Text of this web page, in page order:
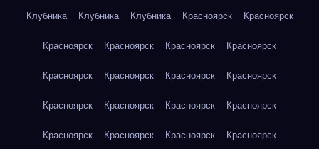
Клубника Клубника Клубника Красноярск Красноярск
Красноярск Красноярск Красноярск Красноярск
Красноярск Красноярск Красноярск Красноярск
Красноярск Красноярск Красноярск Красноярск
Красноярск Красноярск Красноярск Красноярск